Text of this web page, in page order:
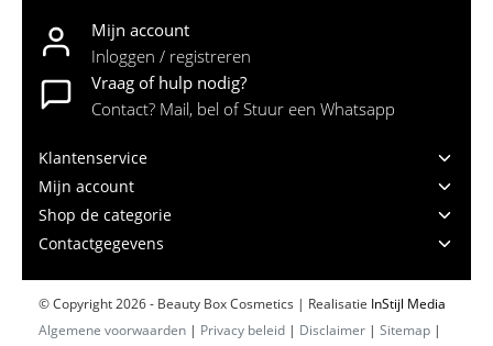
Mijn account
Inloggen / registreren
Vraag of hulp nodig?
Contact? Mail, bel of Stuur een Whatsapp
Klantenservice
Mijn account
Shop de categorie
Contactgegevens
© Copyright 2026 - Beauty Box Cosmetics | Realisatie InStijl Media
Algemene voorwaarden | Privacy beleid | Disclaimer | Sitemap |